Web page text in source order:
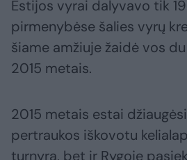
Estijos vyrai dalyvavo tik
pirmenybėse šalies vyrų
šiame amžiuje žaidė vos
2015 metais.
2015 metais estai
pertraukos iškovotu
turnyrą, bet ir Rygoje